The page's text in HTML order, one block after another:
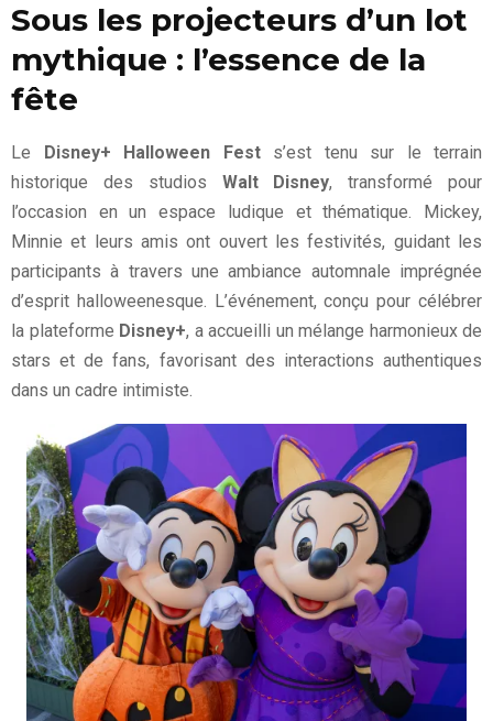
Sous les projecteurs d’un lot
mythique : l’essence de la
fête
Le Disney+ Halloween Fests’est tenu sur le terrain
historique des studios Walt Disney, transformé pour
l’occasion en un espace ludique et thématique. Mickey,
Minnie et leurs amis ont ouvert les festivités, guidant les
participants à travers une ambiance automnale imprégnée
d’esprit halloweenesque. L’événement, conçu pour célébrer
la plateforme Disney+, a accueilli un mélange harmonieux de
stars et de fans, favorisant des interactions authentiques
dans un cadre intimiste.